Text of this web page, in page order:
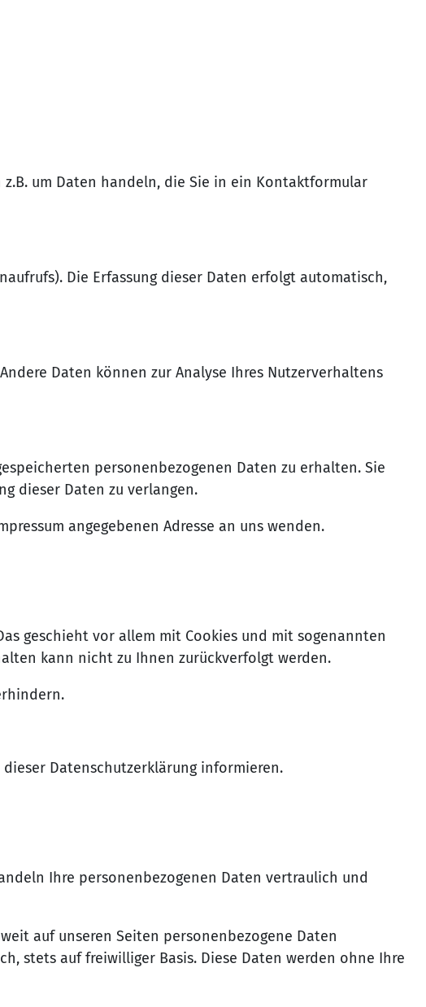
um Daten handeln, die Sie in ein Kontaktformular
Die Erfassung dieser Daten erfolgt automatisch,
Daten können zur Analyse Ihres Nutzerverhaltens
personenbezogenen Daten zu erhalten. Sie
dieser Daten zu verlangen.
angegebenen Adresse an uns wenden.
geschieht vor allem mit Cookies und mit sogenannten
kann nicht zu Ihnen zurückverfolgt werden.
Datenschutzerklärung informieren.
Ihre personenbezogenen Daten vertraulich und
auf unseren Seiten personenbezogene Daten
stets auf freiwilliger Basis. Diese Daten werden ohne Ihre